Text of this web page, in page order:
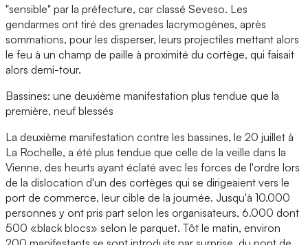
"sensible" par la préfecture, car classé Seveso. Les
gendarmes ont tiré des grenades lacrymogènes, après
sommations, pour les disperser, leurs projectiles mettant alors
le feu à un champ de paille à proximité du cortège, qui faisait
alors demi-tour.
Bassines: une deuxième manifestation plus tendue que la
première, neuf blessés
La deuxième manifestation contre les bassines, le 20 juillet à
La Rochelle, a été plus tendue que celle de la veille dans la
Vienne, des heurts ayant éclaté avec les forces de l'ordre lors
de la dislocation d'un des cortèges qui se dirigeaient vers le
port de commerce, leur cible de la journée. Jusqu'à 10.000
personnes y ont pris part selon les organisateurs, 6.000 dont
500 «black blocs» selon le parquet. Tôt le matin, environ